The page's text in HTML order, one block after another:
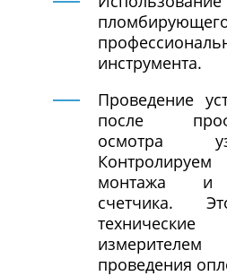
инструмента.
Проведение
после
осмотра
монтажа и
счетчика.
проведения